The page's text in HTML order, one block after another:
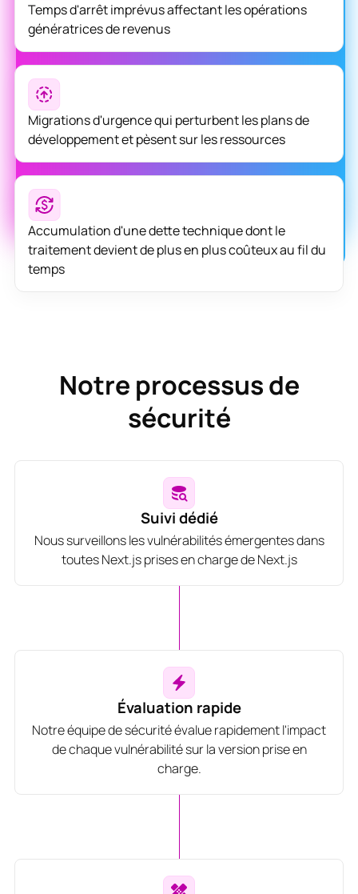
Temps d'arrêt imprévus affectant les opérations
génératrices de revenus
Migrations d'urgence qui perturbent les plans de
développement et pèsent sur les ressources
Accumulation d'une dette technique dont le
traitement devient de plus en plus coûteux au fil du
temps
Notre processus de
sécurité
Suivi dédié
Nous surveillons les vulnérabilités émergentes dans
toutes Next.js prises en charge de Next.js
Évaluation rapide
Notre équipe de sécurité évalue rapidement l'impact
de chaque vulnérabilité sur la version prise en
charge.